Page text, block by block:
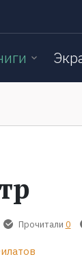
Прочитали 0